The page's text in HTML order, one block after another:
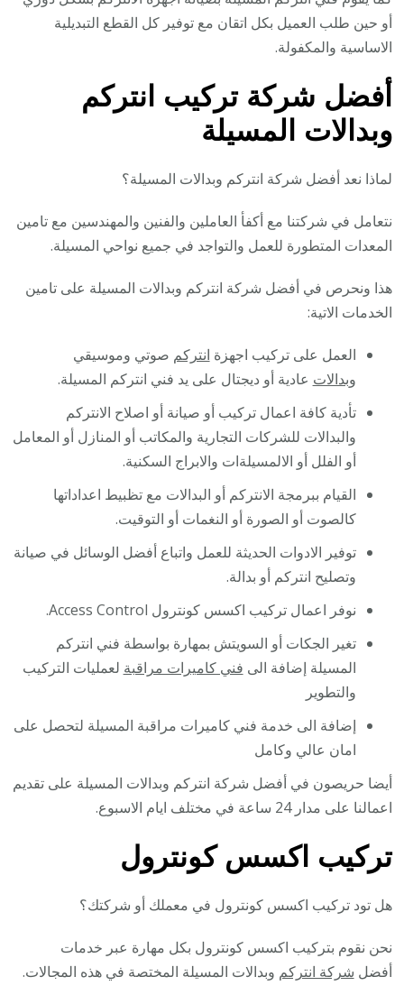
أو حين طلب العميل بكل اتقان مع توفير كل القطع التبديلية
الاساسية والمكفولة.
أفضل شركة تركيب انتركم
وبدالات المسيلة
لماذا نعد أفضل شركة انتركم وبدالات المسيلة؟
نتعامل في شركتنا مع أكفأ العاملين والفنين والمهندسين مع تامين
المعدات المتطورة للعمل والتواجد في جميع نواحي المسيلة.
هذا ونحرص في أفضل شركة انتركم وبدالات المسيلة على تامين
الخدمات الاتية:
العمل على تركيب اجهزة انتركم صوتي وموسيقي
وبدالات عادية أو ديجتال على يد فني انتركم المسيلة.
تأدية كافة اعمال تركيب أو صيانة أو اصلاح الانتركم
والبدالات للشركات التجارية والمكاتب أو المنازل أو المعامل
أو الفلل أو الالمسيلةات والابراج السكنية.
القيام ببرمجة الانتركم أو البدالات مع تظبيط اعداداتها
كالصوت أو الصورة أو النغمات أو التوقيت.
توفير الادوات الحديثة للعمل واتباع أفضل الوسائل في صيانة
وتصليح انتركم أو بدالة.
نوفر اعمال تركيب اكسس كونترول Access Control.
تغير الجكات أو السويتش بمهارة بواسطة فني انتركم
المسيلة إضافة الى فني كاميرات مراقبة لعمليات التركيب
والتطوير
إضافة الى خدمة فني كاميرات مراقبة المسيلة لتحصل على
امان عالي وكامل
أيضا حريصون في أفضل شركة انتركم وبدالات المسيلة على تقديم
اعمالنا على مدار 24 ساعة في مختلف ايام الاسبوع.
تركيب اكسس كونترول
هل تود تركيب اكسس كونترول في معملك أو شركتك؟
نحن نقوم بتركيب اكسس كونترول بكل مهارة عبر خدمات
أفضل شركة انتركم وبدالات المسيلة المختصة في هذه المجالات.